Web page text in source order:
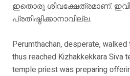
ഇതൊരു ശിവക്ഷേത്രമാണ്.
പ്രതിഷ്ഠിക്കാനാവില്ല.
Perumthachan, desperate,
thus reached Kizhakkekkara Siva
temple priest was preparing